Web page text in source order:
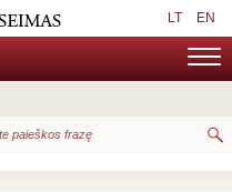
LT EN